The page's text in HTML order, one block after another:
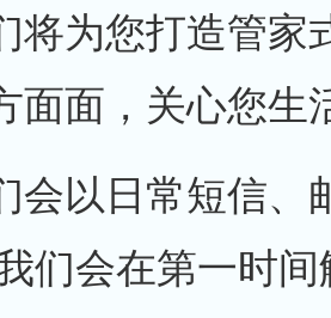
您打造管家式
面面，关心您生
日常短信、邮
们会在第一时